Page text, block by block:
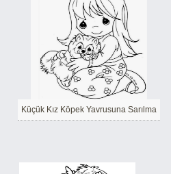
Küçük Kız Köpek Yavrusuna Sarılma